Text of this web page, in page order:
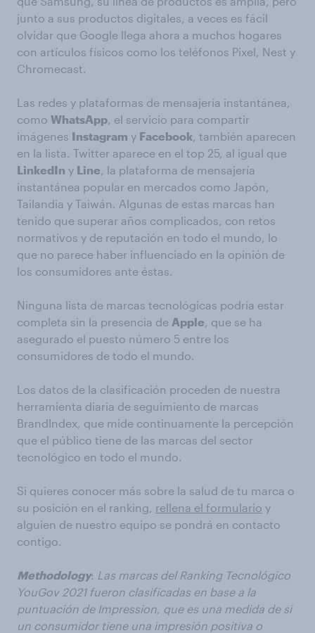
junto a sus productos digitales, a veces es fácil
olvidar que Google llega ahora a muchos hogares
con artículos físicos como los teléfonos Pixel, Nest y
Chromecast.
Las redes y plataformas de mensajería instantánea,
como WhatsApp, el servicio para compartir
imágenes Instagram y Facebook, también aparecen
en la lista. Twitter aparece en el top 25, al igual que
LinkedIn y Line, la plataforma de mensajería
instantánea popular en mercados como Japón,
Tailandia y Taiwán. Algunas de estas marcas han
tenido que superar años complicados, con retos
normativos y de reputación en todo el mundo, lo
que no parece haber influenciado en la opinión de
los consumidores ante éstas.
Ninguna lista de marcas tecnológicas podría estar
completa sin la presencia de Apple, que se ha
asegurado el puesto número 5 entre los
consumidores de todo el mundo.
Los datos de la clasificación proceden de nuestra
herramienta diaria de seguimiento de marcas
BrandIndex, que mide continuamente la percepción
que el público tiene de las marcas del sector
tecnológico en todo el mundo.
Si quieres conocer más sobre la salud de tu marca o
su posición en el ranking, rellena el formulario y
alguien de nuestro equipo se pondrá en contacto
contigo.
Methodology: Las marcas del Ranking Tecnológico
YouGov 2021 fueron clasificadas en base a la
puntuación de Impression, que es una medida de si
un consumidor tiene una impresión positiva o